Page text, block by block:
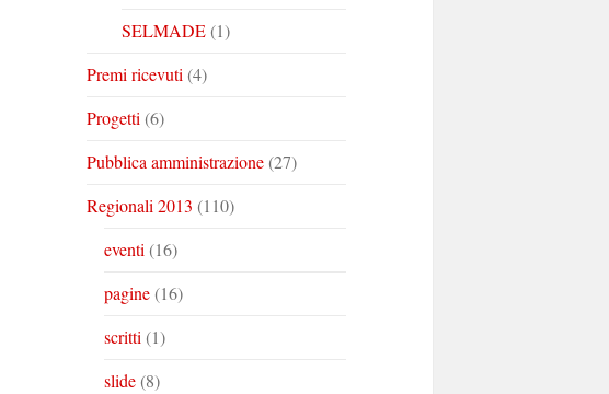
SELMADE(1)
Premi ricevuti (4)
Progetti (6)
Pubblica amministrazione(27)
Regionali 2013 (110)
eventi (16)
pagine(16)
scritti (1)
slide(8)